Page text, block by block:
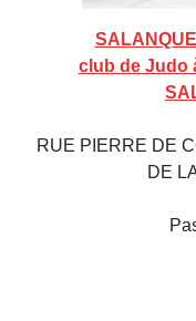
club de Judo
RUE PIERRE DE
DE